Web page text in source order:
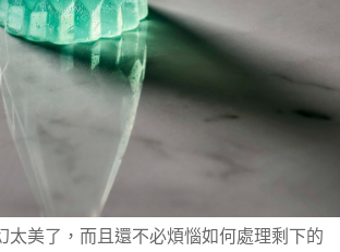
太美了，而且還不必煩惱如何處理剩下的